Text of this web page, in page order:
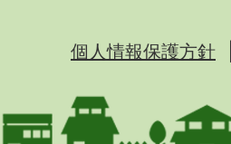
個人情報保護方針